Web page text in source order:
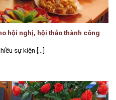
hội nghị, hội thảo thành công
sự kiện [...]